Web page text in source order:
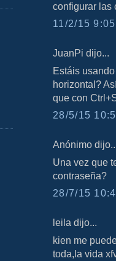
configurar las
11/2/15
JuanPi dijo...
Estáis
horizontal?
que con
28/5/15
Anónimo
Una vez que
contraseña?
28/7/15
leila dijo...
kien me
toda,la